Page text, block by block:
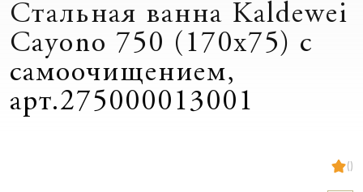
Стальная ванна Kaldewei
Cayono 750 (170x75) с
самоочищением,
арт.275000013001
()